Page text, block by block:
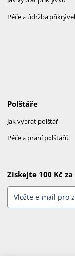
Péče a údržba
Polštáře
Jak vybrat polštář
Péče a praní polštářů
Získejte 100 Kč